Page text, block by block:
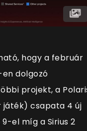
hogy a február
dolgozó
projekt, a
játék) csapata 4 új
el míg a Sirius 2